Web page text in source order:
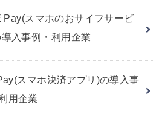
Pay(スマホのおサイフサービ
導入事例・利用企業
スマホ決済アプリ)の導入事
用企業